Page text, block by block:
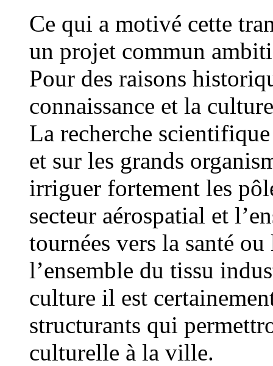
Ce qui a motivé cette
un projet commun
Pour des raisons
connaissance et la
La recherche
et sur les grands
irriguer fortement les
secteur aérospatial et
tournées vers la santé
l’ensemble du tissu
culture il est
structurants qui
culturelle à la ville.